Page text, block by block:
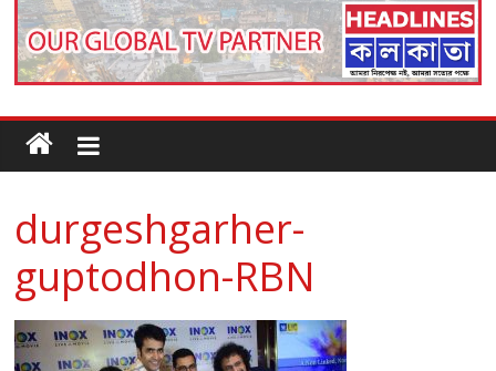
durgeshgarher-
guptodhon-RBN